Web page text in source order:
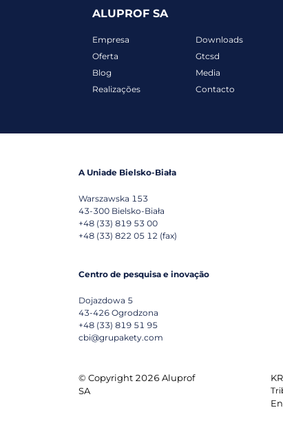
ALUPROF SA
Empresa
Oferta
Blog
Realizações
Downloads
Gtcsd
Media
Contacto
A Uniade Bielsko-Biała
Warszawska 153
43-300 Bielsko-Biała
+48 (33) 819 53 00
+48 (33) 822 05 12 (fax)
Centro de pesquisa e inovação
Dojazdowa 5
43-426 Ogrodzona
+48 (33) 819 51 95
cbi@grupakety.com
© Copyright 2026 Aluprof
SA